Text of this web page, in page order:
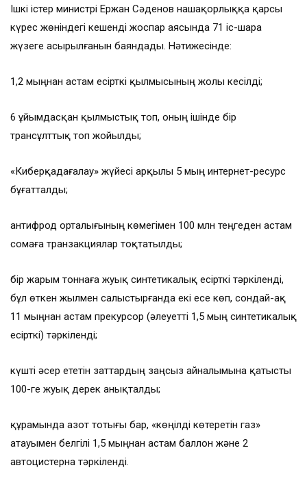
Ішкі істер министрі Ержан Сәденов нашақорлыққа қарсы
күрес жөніндегі кешенді жоспар аясында 71 іс-шара
жүзеге асырылғанын баяндады. Нәтижесінде:
1,2 мыңнан астам есірткі қылмысының жолы кесілді;
6 ұйымдасқан қылмыстық топ, оның ішінде бір
трансұлттық топ жойылды;
«Киберқадағалау» жүйесі арқылы 5 мың интернет-ресурс
бұғатталды;
антифрод орталығының көмегімен 100 млн теңгеден астам
сомаға транзакциялар тоқтатылды;
бір жарым тоннаға жуық синтетикалық есірткі тәркіленді,
бұл өткен жылмен салыстырғанда екі есе көп, сондай-ақ
11 мыңнан астам прекурсор (әлеуетті 1,5 мың синтетикалық
есірткі) тәркіленді;
күшті әсер ететін заттардың заңсыз айналымына қатысты
100-ге жуық дерек анықталды;
құрамында азот тотығы бар, «көңілді көтеретін газ»
атауымен белгілі 1,5 мыңнан астам баллон және 2
автоцистерна тәркіленді.